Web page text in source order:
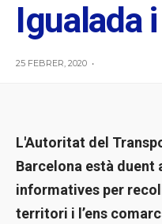
Igualada
25 FEBRER, 2020 •
L'Autoritat del
Barcelona està duent
informatives per
territori i l’ens